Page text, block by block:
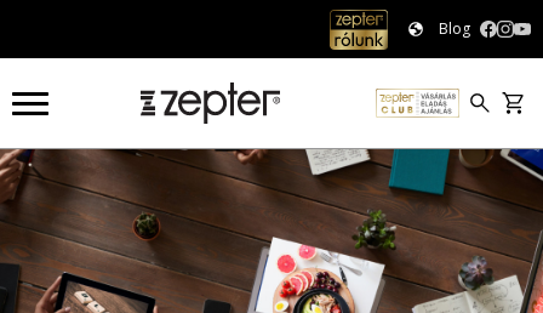
Blog